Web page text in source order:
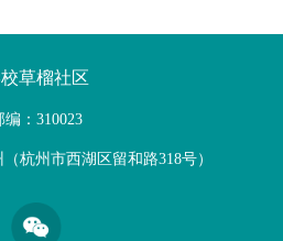
草榴社区
编：310023
杭州市西湖区留和路318号）